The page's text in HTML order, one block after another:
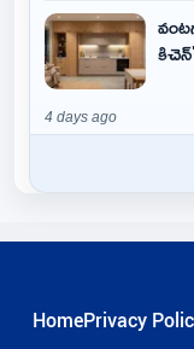
4 days ago
HomePrivacy